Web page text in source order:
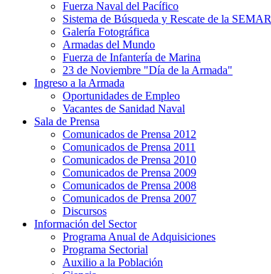
Fuerza Naval del Pacífico
Sistema de Búsqueda y Rescate de la SEMAR
Galería Fotográfica
Armadas del Mundo
Fuerza de Infantería de Marina
23 de Noviembre "Día de la Armada"
Ingreso a la Armada
Oportunidades de Empleo
Vacantes de Sanidad Naval
Sala de Prensa
Comunicados de Prensa 2012
Comunicados de Prensa 2011
Comunicados de Prensa 2010
Comunicados de Prensa 2009
Comunicados de Prensa 2008
Comunicados de Prensa 2007
Discursos
Información del Sector
Programa Anual de Adquisiciones
Programa Sectorial
Auxilio a la Población